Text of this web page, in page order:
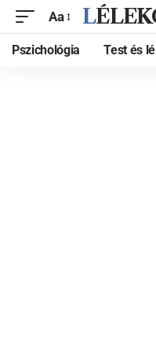
Aa
Pszichológia Test és